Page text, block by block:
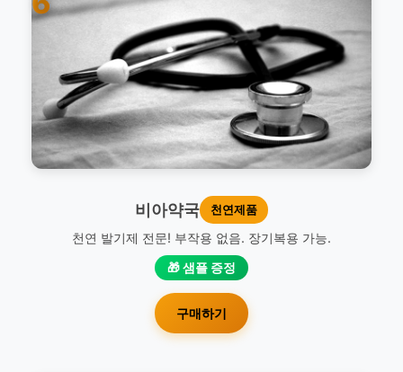
비아약국 천연제품
천연 발기제 전문! 부작용 없음. 장기복용 가능.
🎁 샘플 증정
구매하기